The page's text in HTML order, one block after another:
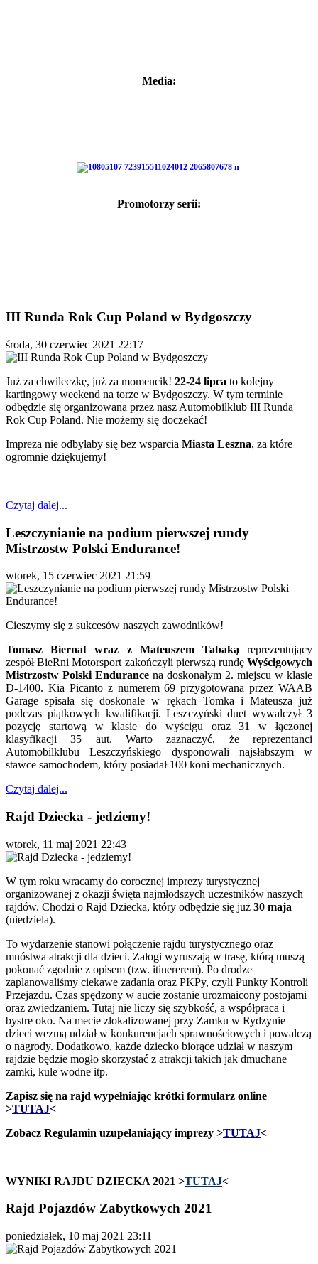
Media:
Promotorzy serii:
III Runda Rok Cup Poland w Bydgoszczy
środa, 30 czerwiec 2021 22:17
Już za chwileczkę, już za momencik! 22-24 lipca to kolejny
kartingowy weekend na torze w Bydgoszczy. W tym terminie
odbędzie się organizowana przez nasz Automobilklub III Runda
Rok Cup Poland. Nie możemy się doczekać!
Impreza nie odbyłaby się bez wsparcia Miasta Leszna, za które
ogromnie dziękujemy!
Czytaj dalej...
Leszczynianie na podium pierwszej rundy
Mistrzostw Polski Endurance!
wtorek, 15 czerwiec 2021 21:59
Cieszymy się z sukcesów naszych zawodników!
Tomasz Biernat wraz z Mateuszem Tabaką reprezentujący
zespół BieRni Motorsport zakończyli pierwszą rundę Wyścigowych
Mistrzostw Polski Endurance na doskonałym 2. miejscu w klasie
D-1400. Kia Picanto z numerem 69 przygotowana przez WAAB
Garage spisała się doskonale w rękach Tomka i Mateusza już
podczas piątkowych kwalifikacji. Leszczyński duet wywalczył 3
pozycję startową w klasie do wyścigu oraz 31 w łączonej
klasyfikacji 35 aut. Warto zaznaczyć, że reprezentanci
Automobilklubu Leszczyńskiego dysponowali najsłabszym w
stawce samochodem, który posiadał 100 koni mechanicznych.
Czytaj dalej...
Rajd Dziecka - jedziemy!
wtorek, 11 maj 2021 22:43
W tym roku wracamy do corocznej imprezy turystycznej
organizowanej z okazji święta najmłodszych uczestników naszych
rajdów. Chodzi o Rajd Dziecka, który odbędzie się już 30 maja
(niedziela).
To wydarzenie stanowi połączenie rajdu turystycznego oraz
mnóstwa atrakcji dla dzieci. Załogi wyruszają w trasę, którą muszą
pokonać zgodnie z opisem (tzw. itinererem). Po drodze
zaplanowaliśmy ciekawe zadania oraz PKPy, czyli Punkty Kontroli
Przejazdu. Czas spędzony w aucie zostanie urozmaicony postojami
oraz zwiedzaniem. Tutaj nie liczy się szybkość, a współpraca i
bystre oko. Na mecie zlokalizowanej przy Zamku w Rydzynie
dzieci wezmą udział w konkurencjach sprawnościowych i powalczą
o nagrody. Dodatkowo, każde dziecko biorące udział w naszym
rajdzie będzie mogło skorzystać z atrakcji takich jak dmuchane
zamki, kule wodne itp.
Zapisz się na rajd wypełniając krótki formularz online
>TUTAJ<
Zobacz Regulamin uzupełaniający imprezy >TUTAJ<
WYNIKI RAJDU DZIECKA 2021 >TUTAJ<
Rajd Pojazdów Zabytkowych 2021
poniedziałek, 10 maj 2021 23:11